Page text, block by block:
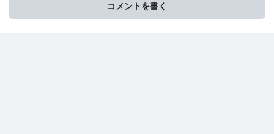
コメントを書く